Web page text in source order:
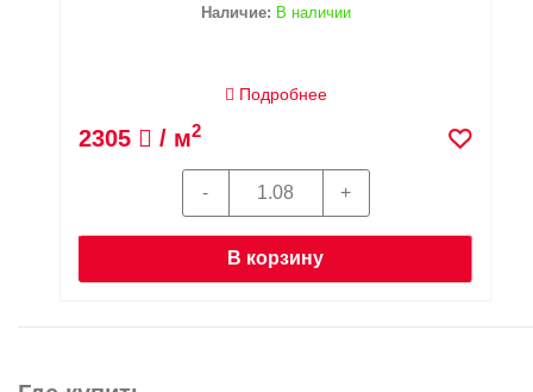
Наличие: В наличии
Подробнее
2305 / м2
В корзину